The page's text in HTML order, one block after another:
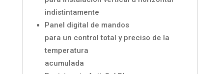
indistintamente
Panel digital de mandos
para un control total y preciso de la
temperatura
acumulada